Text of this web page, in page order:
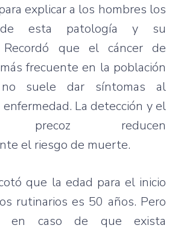
explicar a los hombres los
de esta patología y su
que el cáncer de
frecuente en la población
suele dar síntomas al
La detección y el
precoz reducen
el riesgo de muerte.
que la edad para el inicio
rutinarios es 50 años. Pero
en caso de que exista